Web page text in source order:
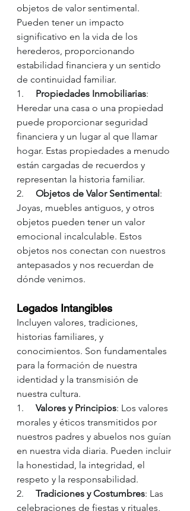
objetos de valor sentimental.
Pueden tener un impacto
significativo en la vida de los
herederos, proporcionando
estabilidad financiera y un sentido
de continuidad familiar.
1. Propiedades Inmobiliarias:
Heredar una casa o una propiedad
puede proporcionar seguridad
financiera y un lugar al que llamar
hogar. Estas propiedades a menudo
están cargadas de recuerdos y
representan la historia familiar.
2. Objetos de Valor Sentimental:
Joyas, muebles antiguos, y otros
objetos pueden tener un valor
emocional incalculable. Estos
objetos nos conectan con nuestros
antepasados y nos recuerdan de
dónde venimos.
Legados Intangibles
Incluyen valores, tradiciones,
historias familiares, y
conocimientos. Son fundamentales
para la formación de nuestra
identidad y la transmisión de
nuestra cultura.
1. Valores y Principios: Los valores
morales y éticos transmitidos por
nuestros padres y abuelos nos guían
en nuestra vida diaria. Pueden incluir
la honestidad, la integridad, el
respeto y la responsabilidad.
2. Tradiciones y Costumbres: Las
celebraciones de fiestas y rituales,